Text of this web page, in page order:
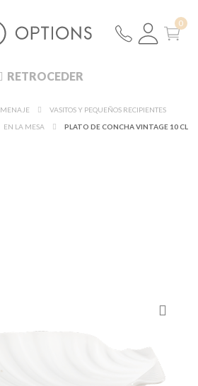
RETROCEDER
MENAJE
VASITOS Y PEQUEÑOS RECIPIENTES
EN LA MESA PLATO DE CONCHA VINTAGE 10 CL